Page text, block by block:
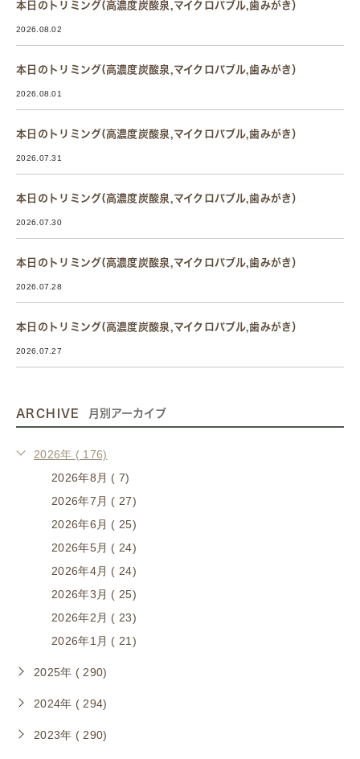
本日のトリミング(高濃度炭酸泉,マイクロバブル,歯みがき）
2026.08.02
本日のトリミング(高濃度炭酸泉,マイクロバブル,歯みがき）
2026.08.01
本日のトリミング(高濃度炭酸泉,マイクロバブル,歯みがき）
2026.07.31
本日のトリミング(高濃度炭酸泉,マイクロバブル,歯みがき）
2026.07.30
本日のトリミング(高濃度炭酸泉,マイクロバブル,歯みがき）
2026.07.28
本日のトリミング(高濃度炭酸泉,マイクロバブル,歯みがき）
2026.07.27
ARCHIVE 月別アーカイブ
2026年 ( 176)
2026年8月 ( 7)
2026年7月 ( 27)
2026年6月 ( 25)
2026年5月 ( 24)
2026年4月 ( 24)
2026年3月 ( 25)
2026年2月 ( 23)
2026年1月 ( 21)
2025年 ( 290)
2024年 ( 294)
2023年 ( 290)